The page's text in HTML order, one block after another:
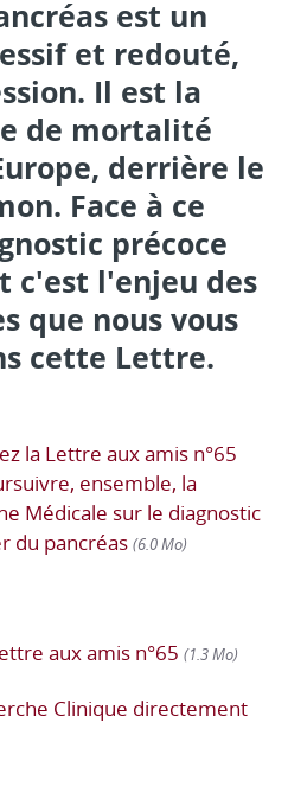
est un
et redouté,
Il est la
de mortalité
derrière le
Face à ce
précoce
c'est l'enjeu des
que nous vous
cette Lettre.
la Lettre aux amis n°65
ensemble, la
Médicale sur le diagnostic
du pancréas (6.0 Mo)
aux amis n°65 (1.3 Mo)
Clinique directement